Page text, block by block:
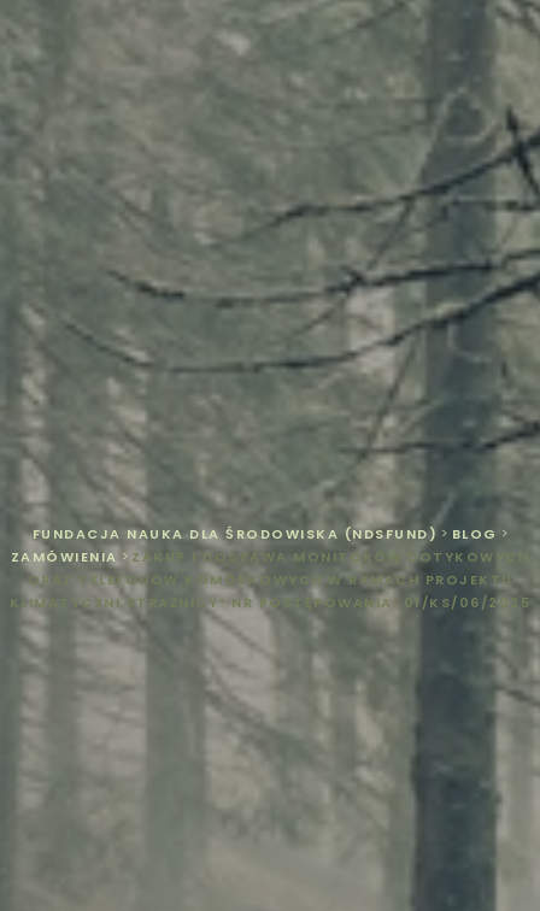
FUNDACJA NAUKA DLA ŚRODOWISKA (NDSFUND) > BLOG >
ZAMÓWIENIA > ZAKUP I DOSTAWA MONITORÓW DOTYKOWYCH
ORAZ TELEFONÓW KOMÓRKOWYCH W RAMACH PROJEKTU
KLIMATYCZNI STRAŻNICY” NR POSTĘPOWANIA: 01/KS/06/2025